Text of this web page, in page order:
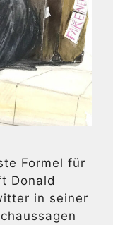
Formel für
Donald
in seiner